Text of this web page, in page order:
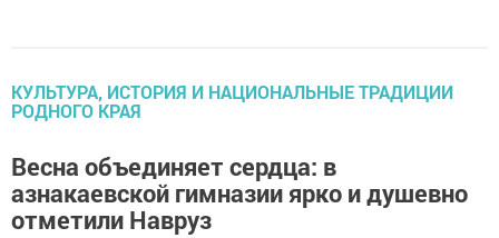
КУЛЬТУРА, ИСТОРИЯ И НАЦИОНАЛЬНЫЕ ТРАДИЦИИ
РОДНОГО КРАЯ
Весна объединяет сердца: в
азнакаевской гимназии ярко и душевно
отметили Навруз